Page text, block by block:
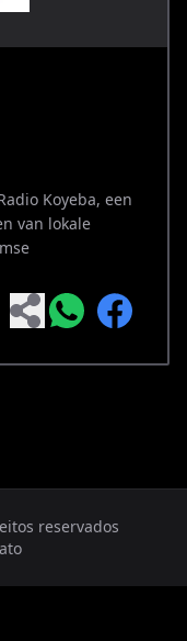
Koyeba, een
van lokale
reservados